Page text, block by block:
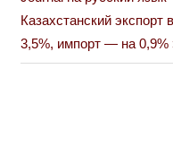
по
записям
Next
Post:
Казахстанский экспорт
3,5%, импорт — на 0,9%